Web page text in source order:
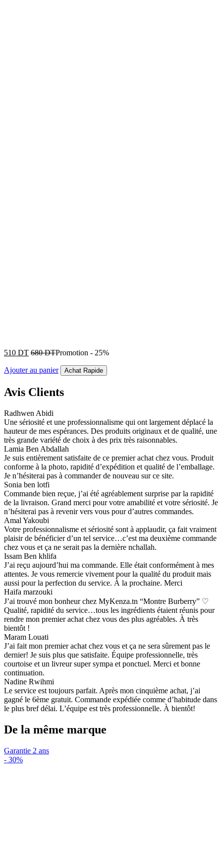
510 DT 680DTPromotion - 25%
Ajouter au panier Achat Rapide
Avis Clients
Radhwen Abidi
Une sériosité et une professionnalisme qui ont largement déplacé la
hauteur de mes espérances. Des produits originaux et de qualité, une
très grande variété de choix à des prix très raisonnables.
Lamia Ben Abdallah
Je suis entièrement satisfaite de ce premier achat chez vous. Produit
conforme à la photo, rapidité d’expédition et qualité de l’emballage.
Je n’hésiterai pas à commander de nouveau sur ce site.
Sonia ben lotfi
Commande bien reçue, j’ai été agréablement surprise par la rapidité
de la livraison. Grand merci pour votre amabilité et votre sériosité. Je
n’hésiterai pas à revenir vers vous pour d’autres commandes.
Amal Yakoubi
Votre professionnalisme et sériosité sont à applaudir, ça fait vraiment
plaisir de bénéficier d’un tel service…c’est ma deuxième commande
chez vous et ça ne serait pas la dernière nchallah.
Issam Ben khlifa
J’ai reçu aujourd’hui ma commande. Elle était conformément à mes
attentes. Je vous remercie vivement pour la qualité du produit mais
aussi pour la perfection du service. À la prochaine. Merci
Haifa marzouki
J’ai trouvé mon bonheur chez MyKenza.tn “Montre Burberry” ♡
Qualité, rapidité du service…tous les ingrédients étaient réunis pour
rendre mon premier achat chez vous des plus agréables. À très
bientôt !
Maram Louati
J’ai fait mon premier achat chez vous et ça ne sera sûrement pas le
dernier! Je suis plus que satisfaite. Équipe professionnelle, très
courtoise et un livreur super sympa et ponctuel. Merci et bonne
continuation.
Nadine Rwihmi
Le service est toujours parfait. Après mon cinquième achat, j’ai
gagné le 6ème gratuit. Commande expédiée comme d’habitude dans
le plus bref délai. L’équipe est très professionnelle. À bientôt!
De la même marque
Garantie 2 ans
- 30%